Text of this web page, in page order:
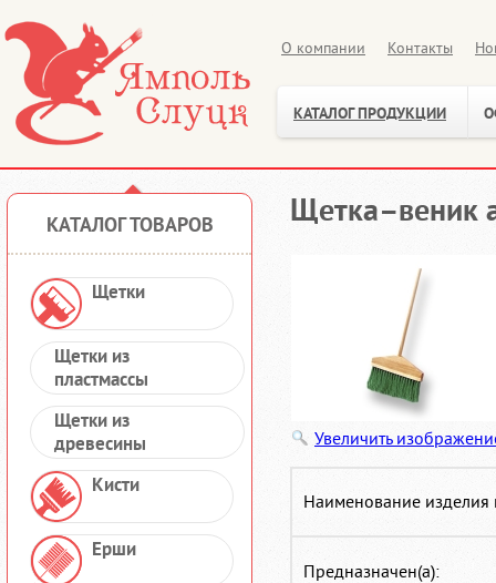
О компании Контакты
КАТАЛОГ ПРОДУКЦИИ
КАТАЛОГ ТОВАРОВ
Щетки
Щетки из
пластмассы
Щетки из
древесины
Кисти
Ерши
Щетка–веник
Увеличить
Наименование изделия
Предназначен(а):